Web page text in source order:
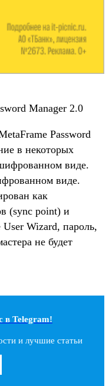
Manager 2.0
Password
в некоторых
виде.
виде.
как
(sync point) и
User Wizard, пароль,
не будет
в Telegram!
и лучшие статьи